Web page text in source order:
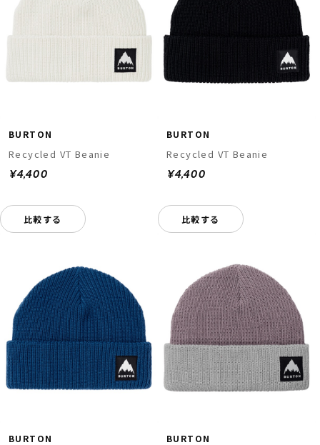
BURTON
Recycled VT Beanie
¥4,400
比較する
BURTON
Recycled VT Beanie
¥4,400
比較する
BURTON BURTON